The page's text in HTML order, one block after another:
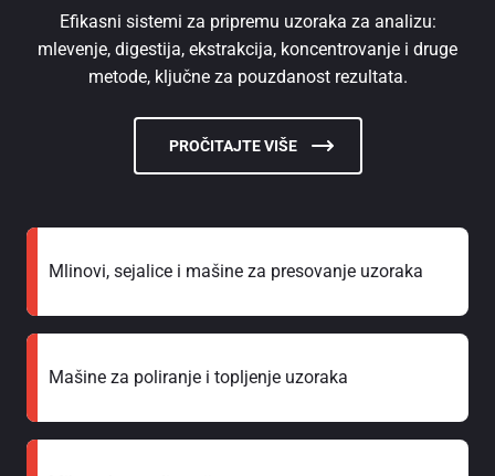
Efikasni sistemi za pripremu uzoraka za analizu:
mlevenje, digestija, ekstrakcija, koncentrovanje i druge
metode, ključne za pouzdanost rezultata.
PROČITAJTE VIŠE
Mlinovi, sejalice i mašine za presovanje uzoraka
Mašine za poliranje i topljenje uzoraka